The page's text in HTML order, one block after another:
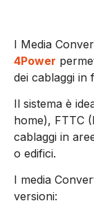
I Media
4Power
dei cablaggi in
Il sistema è
home), FTTC
cablaggi in
o edifici.
I media
versioni: